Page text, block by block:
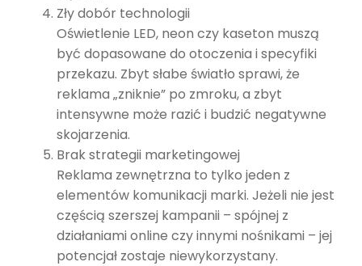
Zły dobór technologii
Oświetlenie LED, neon czy kaseton muszą
być dopasowane do otoczenia i specyfiki
przekazu. Zbyt słabe światło sprawi, że
reklama „zniknie” po zmroku, a zbyt
intensywne może razić i budzić negatywne
skojarzenia.
Brak strategii marketingowej
Reklama zewnętrzna to tylko jeden z
elementów komunikacji marki. Jeżeli nie jest
częścią szerszej kampanii – spójnej z
działaniami online czy innymi nośnikami – jej
potencjał zostaje niewykorzystany.